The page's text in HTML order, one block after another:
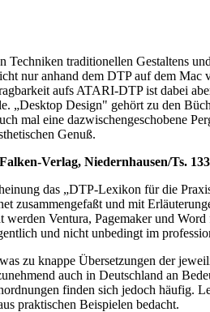
Techniken traditionellen Gestaltens
nur anhand dem DTP auf dem
aufs ATARI-DTP ist dabei
„Desktop Design" gehört zu den
mal eine dazwischengeschobene
Genuß.
Verlag, Niedernhausen/Ts.
das „DTP-Lexikon für die
zusammengefaßt und mit
Ventura, Pagemaker und
und nicht unbedingt im
zu knappe Übersetzungen der
auch in Deutschland an
finden sich jedoch häufig.
praktischen Beispielen bedacht.